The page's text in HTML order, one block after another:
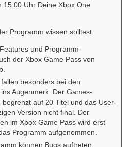
15:00 Uhr Deine Xbox One
Programm wissen solltest:
und Programm-
der Xbox Game Pass von
besonders bei den
Augenmerk: Der Games-
auf 20 Titel und das User-
Version nicht final. Der
im Xbox Game Pass wird erst
Programm aufgenommen.
können Bugs auftreten.